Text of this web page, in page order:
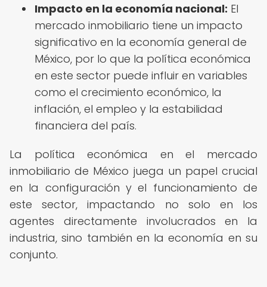
Impacto en la economía nacional: El
mercado inmobiliario tiene un impacto
significativo en la economía general de
México, por lo que la política económica
en este sector puede influir en variables
como el crecimiento económico, la
inflación, el empleo y la estabilidad
financiera del país.
La política económica en el mercado
inmobiliario de México juega un papel crucial
en la configuración y el funcionamiento de
este sector, impactando no solo en los
agentes directamente involucrados en la
industria, sino también en la economía en su
conjunto.